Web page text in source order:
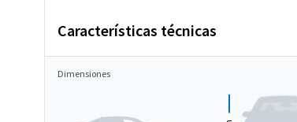
Características técnicas
Dimensiones